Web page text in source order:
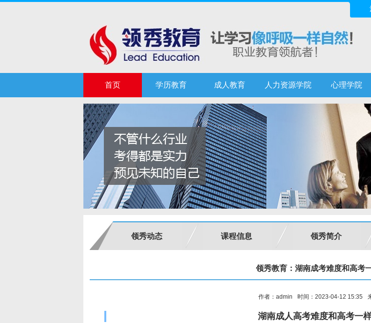
首页 学历教育 成人教育 人力资源学院 心理学院
领秀动态 课程信息 领秀简介
领秀教育：湖南成考难度和高考
作者：admin 时间：2023-04-12 15:35
湖南成人高考难度和高考一